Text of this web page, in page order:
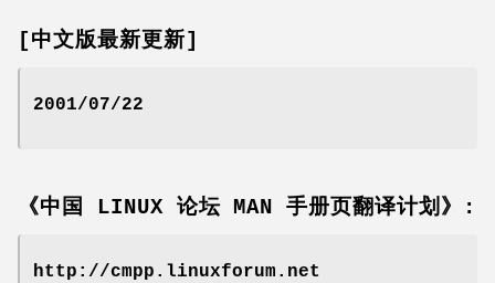
[中文版最新更新]
2001/07/22
《中国 LINUX 论坛 MAN 手册页翻译计划》:
http://cmpp.linuxforum.net